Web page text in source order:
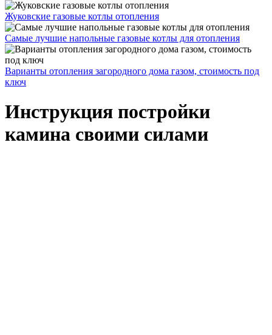
Жуковские газовые котлы отопления
Самые лучшие напольные газовые котлы для отопления
Варианты отопления загородного дома газом, стоимость под
ключ
Инструкция постройки
камина своими силами